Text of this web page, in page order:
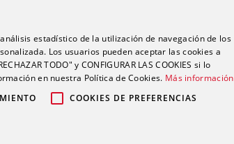
estadístico de la utilización de navegación de los
Los usuarios pueden aceptar las cookies a
TODO" y CONFIGURAR LAS COOKIES si lo
en nuestra Política de Cookies. Más información
COOKIES DE PREFERENCIAS